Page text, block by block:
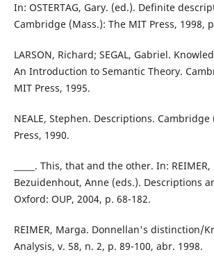
In: OSTERTAG, Gary. (ed.). Definite
Cambridge (Mass.): The MIT Press, 1998,
LARSON, Richard; SEGAL, Gabriel.
An Introduction to Semantic Theory.
MIT Press, 1995.
NEALE, Stephen. Descriptions. Cambridge
Press, 1990.
_____. This, that and the other. In:
Bezuidenhout, Anne (eds.). Descriptions
Oxford: OUP, 2004, p. 68-182.
REIMER, Marga. Donnellan's distinction/
Analysis, v. 58, n. 2, p. 89-100, abr. 1998.